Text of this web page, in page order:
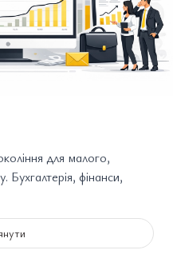
для малого,
Бухгалтерія, фінанси,